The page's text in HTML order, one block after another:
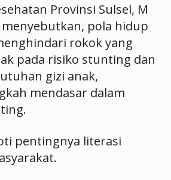
Provinsi Sulsel, M
pola hidup
rokok yang
pada risiko stunting dan
gizi anak,
mendasar dalam
pentingnya literasi